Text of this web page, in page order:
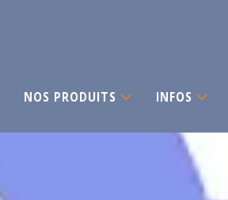
NOS PRODUITS INFOS